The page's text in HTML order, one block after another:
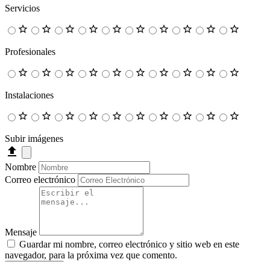
Servicios
Profesionales
Instalaciones
Subir imágenes
Nombre
Correo electrónico
Mensaje
Guardar mi nombre, correo electrónico y sitio web en este
navegador, para la próxima vez que comento.